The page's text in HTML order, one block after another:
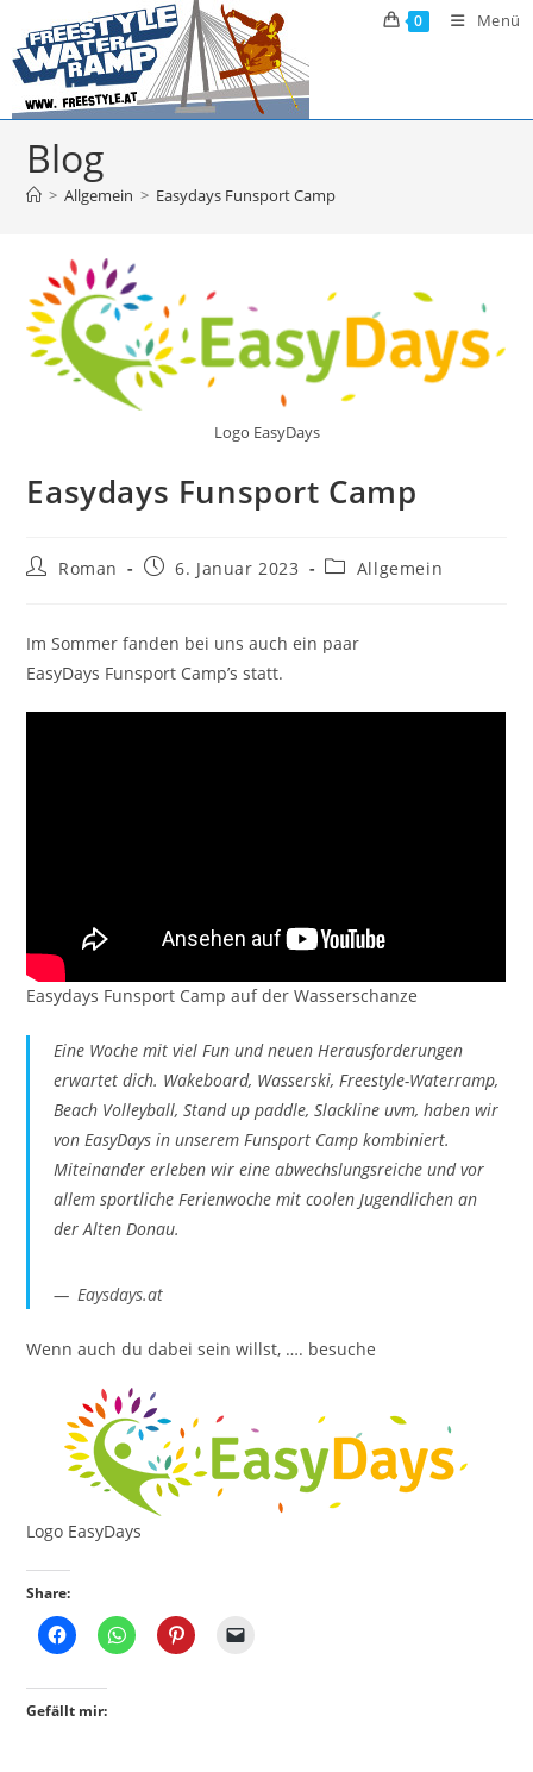
Inhalt
springen
0 Menü
Blog
> Allgemein > Easydays Funsport Camp
Logo EasyDays
Easydays Funsport Camp
Beitrags-
Roman
Beitrag6. Januar 2023
Beitrags-
Allgemein
Im Sommer fanden bei uns auch ein paar
EasyDays Funsport Camp’s statt.
Easydays Funsport Camp auf der Wasserschanze
Eine Woche mit viel Fun und neuen Herausforderungen
erwartet dich. Wakeboard, Wasserski, Freestyle-Waterramp,
Beach Volleyball, Stand up paddle, Slackline uvm, haben wir
von EasyDays in unserem Funsport Camp kombiniert.
Miteinander erleben wir eine abwechslungsreiche und vor
allem sportliche Ferienwoche mit coolen Jugendlichen an
der Alten Donau.
Eaysdays.at
Wenn auch du dabei sein willst, …. besuche
Logo EasyDays
Share:
Gefällt mir: